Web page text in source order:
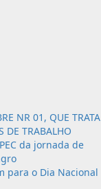
NR 01, QUE TRATA
DE TRABALHO
da jornada de
para o Dia Nacional